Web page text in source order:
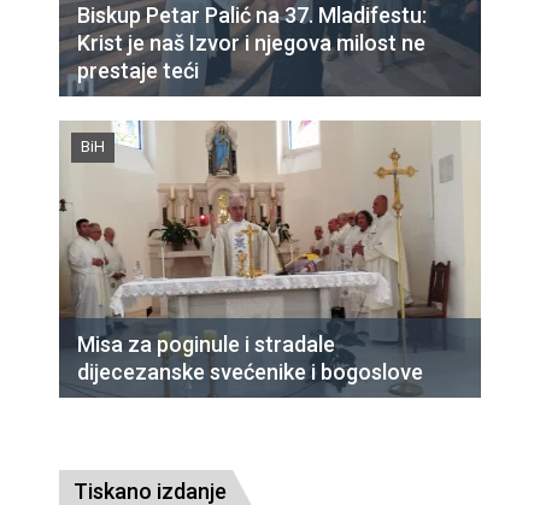
Biskup Petar Palić na 37. Mladifestu:
Krist je naš Izvor i njegova milost ne
prestaje teći
BiH
Misa za poginule i stradale
dijecezanske svećenike i bogoslove
Tiskano izdanje